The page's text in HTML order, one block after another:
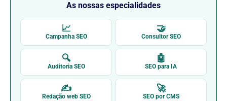
As nossas especialidades
📈
Campanha SEO
🤝
Consultor SEO
🔍
Auditoria SEO
🤖
SEO para IA
✍
Redação web SEO
🚀
SEO por CMS